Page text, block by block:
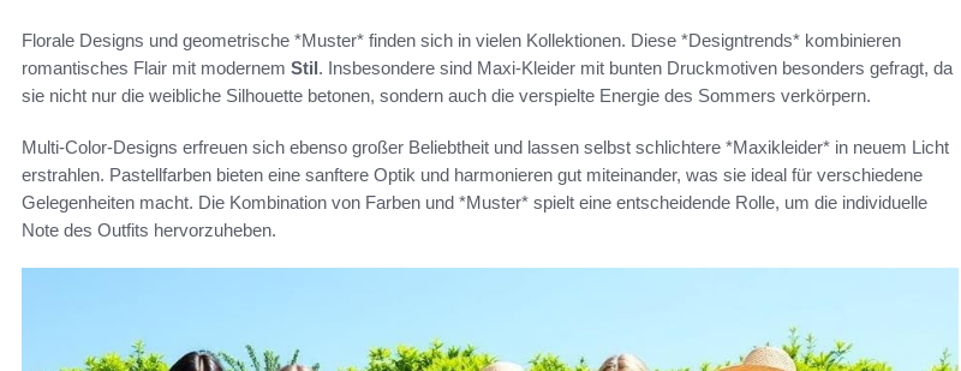
Florale Designs und geometrische *Muster* finden sich in vielen Kollektionen. Diese *Designtrends* kombinieren
romantisches Flair mit modernem Stil. Insbesondere sind Maxi-Kleider mit bunten Druckmotiven besonders gefragt, da
sie nicht nur die weibliche Silhouette betonen, sondern auch die verspielte Energie des Sommers verkörpern.
Multi-Color-Designs erfreuen sich ebenso großer Beliebtheit und lassen selbst schlichtere *Maxikleider* in neuem Licht
erstrahlen. Pastellfarben bieten eine sanftere Optik und harmonieren gut miteinander, was sie ideal für verschiedene
Gelegenheiten macht. Die Kombination von Farben und *Muster* spielt eine entscheidende Rolle, um die individuelle
Note des Outfits hervorzuheben.